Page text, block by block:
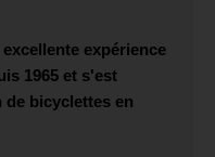
expérience
1965 et s'est
bicyclettes en